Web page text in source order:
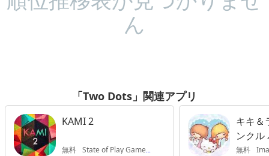
ん
「Two Dots」関連アプリ
KAMI 2
無料 State of Play Games Ltd
キキ＆
ンクル
無料